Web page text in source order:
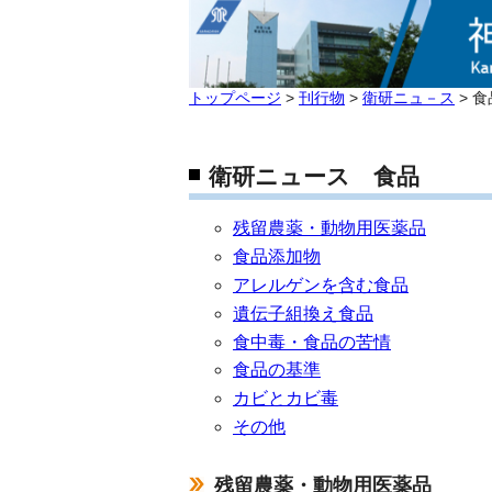
トップページ > 刊行物 > 衛研ニュ－ス > 食
衛研ニュース 食品
残留農薬・動物用医薬品
食品添加物
アレルゲンを含む食品
遺伝子組換え食品
食中毒・食品の苦情
食品の基準
カビとカビ毒
その他
残留農薬・動物用医薬品